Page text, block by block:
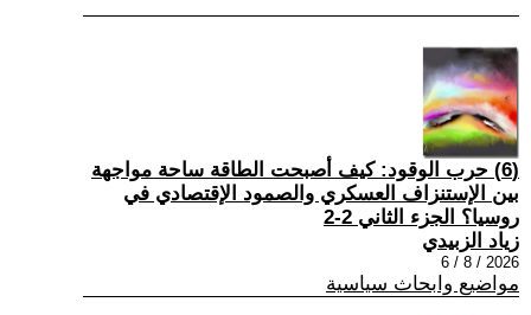
(6) حرب الوقود: كيف أصبحت الطاقة ساحة مواجهة
بين الإستنزاف العسكري والصمود الإقتصادي في
روسيا؟ الجزء الثاني 2-2
زياد الزبيدي
2026 / 8 / 6
مواضيع وابحاث سياسية